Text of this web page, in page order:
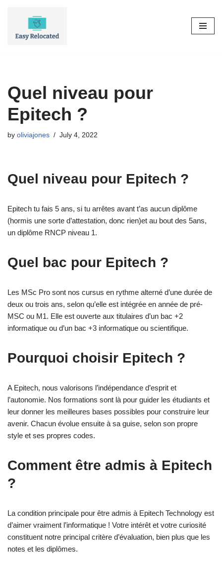
Quel niveau pour
Epitech ?
by oliviajones July 4, 2022
Quel niveau pour Epitech ?
Epitech tu fais 5 ans, si tu arrêtes avant t’as aucun diplôme
(hormis une sorte d’attestation, donc rien)et au bout des 5ans,
un diplôme RNCP niveau 1.
Quel bac pour Epitech ?
Les MSc Pro sont nos cursus en rythme alterné d’une durée de
deux ou trois ans, selon qu’elle est intégrée en année de pré-
MSC ou M1. Elle est ouverte aux titulaires d’un bac +2
informatique ou d’un bac +3 informatique ou scientifique.
Pourquoi choisir Epitech ?
A Epitech, nous valorisons l’indépendance d’esprit et
l’autonomie. Nos formations sont là pour guider les étudiants et
leur donner les meilleures bases possibles pour construire leur
avenir. Chacun évolue ensuite à sa guise, selon son propre
style et ses propres codes.
Comment être admis à Epitech
?
La condition principale pour être admis à Epitech Technology est
d’aimer vraiment l’informatique ! Votre intérêt et votre curiosité
constituent notre principal critère d’évaluation, bien plus que les
notes et les diplômes.